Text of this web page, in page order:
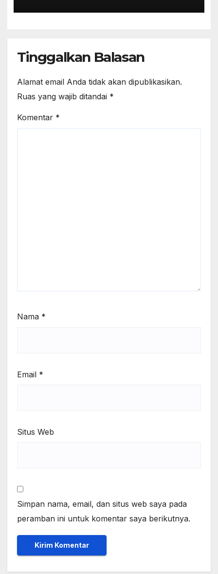
Tinggalkan Balasan
Alamat email Anda tidak akan dipublikasikan.
Ruas yang wajib ditandai *
Komentar *
Nama *
Email *
Situs Web
Simpan nama, email, dan situs web saya pada
peramban ini untuk komentar saya berikutnya.